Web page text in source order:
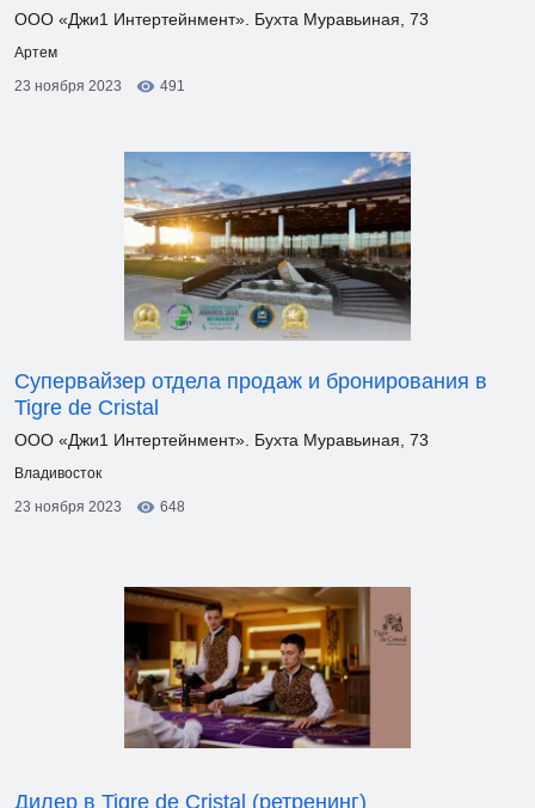
ООО «Джи1 Интертейнмент». Бухта Муравьиная, 73
Артем
23 ноября 2023
491
Супервайзер отдела продаж и бронирования в
Tigre de Cristal
ООО «Джи1 Интертейнмент». Бухта Муравьиная, 73
Владивосток
23 ноября 2023
648
Дилер в Tigre de Cristal (ретренинг)